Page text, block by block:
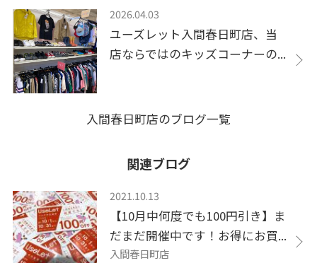
2026.04.03
ユーズレット入間春日町店、当
店ならではのキッズコーナーの...
入間春日町店のブログ一覧
関連ブログ
2021.10.13
【10月中何度でも100円引き】ま
だまだ開催中です！お得にお買...
入間春日町店